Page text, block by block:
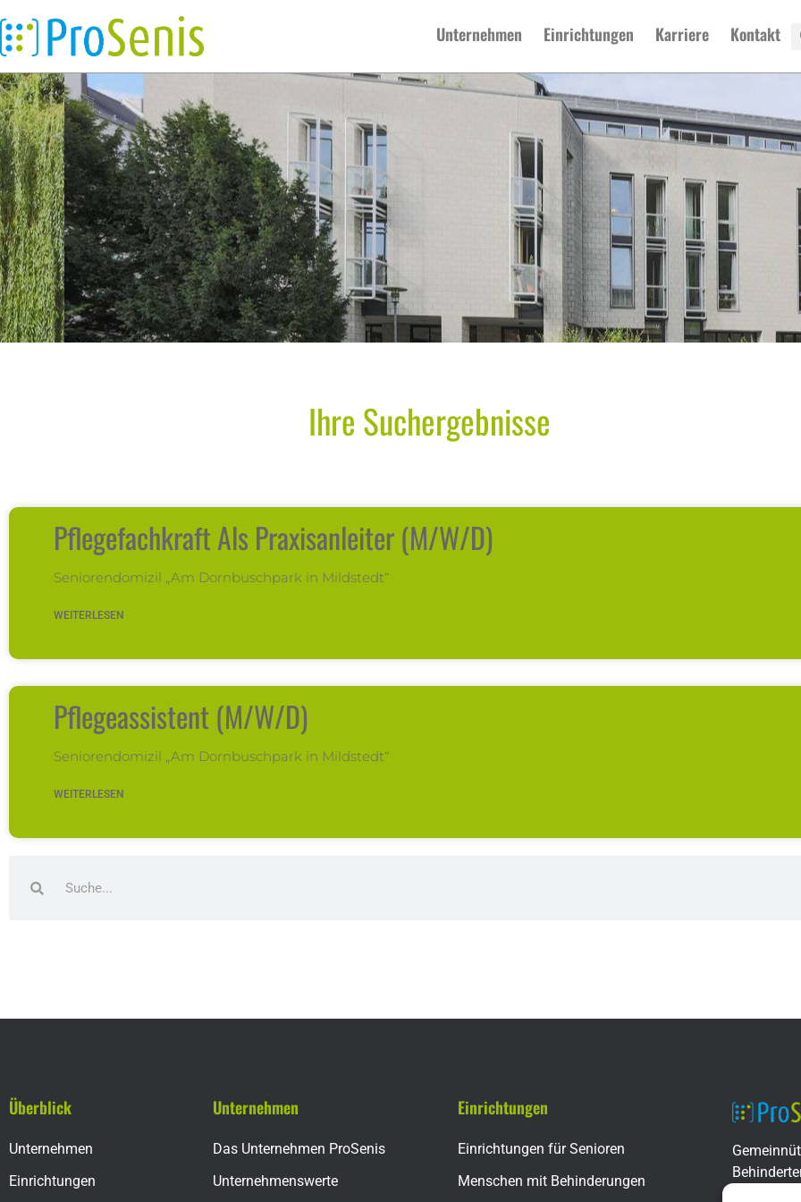
Unternehmen Einrichtungen Karriere Kontakt
Ihre Suchergebnisse
Pflegefachkraft Als Praxisanleiter (m/w/d)
Seniorendomizil „Am Dornbuschpark in Mildstedt“
WEITERLESEN
Pflegeassistent (m/w/d)
Seniorendomizil „Am Dornbuschpark in Mildstedt“
WEITERLESEN
Überblick
Unternehmen
Einrichtungen
Unternehmen
Das Unternehmen ProSenis
Unternehmenswerte
Einrichtungen
Einrichtungen für Senioren
Menschen mit Behinderungen